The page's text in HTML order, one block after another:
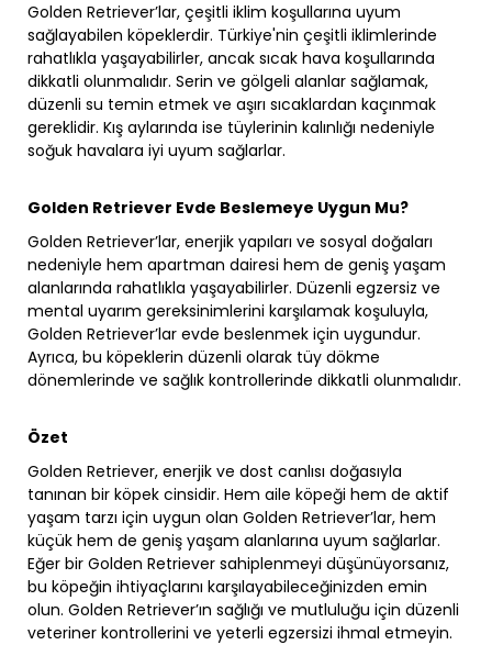
Golden Retriever’lar, çeşitli iklim koşullarına uyum
sağlayabilen köpeklerdir. Türkiye'nin çeşitli iklimlerinde
rahatlıkla yaşayabilirler, ancak sıcak hava koşullarında
dikkatli olunmalıdır. Serin ve gölgeli alanlar sağlamak,
düzenli su temin etmek ve aşırı sıcaklardan kaçınmak
gereklidir. Kış aylarında ise tüylerinin kalınlığı nedeniyle
soğuk havalara iyi uyum sağlarlar.
Golden Retriever Evde Beslemeye Uygun Mu?
Golden Retriever’lar, enerjik yapıları ve sosyal doğaları
nedeniyle hem apartman dairesi hem de geniş yaşam
alanlarında rahatlıkla yaşayabilirler. Düzenli egzersiz ve
mental uyarım gereksinimlerini karşılamak koşuluyla,
Golden Retriever’lar evde beslenmek için uygundur.
Ayrıca, bu köpeklerin düzenli olarak tüy dökme
dönemlerinde ve sağlık kontrollerinde dikkatli olunmalıdır.
Özet
Golden Retriever, enerjik ve dost canlısı doğasıyla
tanınan bir köpek cinsidir. Hem aile köpeği hem de aktif
yaşam tarzı için uygun olan Golden Retriever’lar, hem
küçük hem de geniş yaşam alanlarına uyum sağlarlar.
Eğer bir Golden Retriever sahiplenmeyi düşünüyorsanız,
bu köpeğin ihtiyaçlarını karşılayabileceğinizden emin
olun. Golden Retriever’ın sağlığı ve mutluluğu için düzenli
veteriner kontrollerini ve yeterli egzersizi ihmal etmeyin.